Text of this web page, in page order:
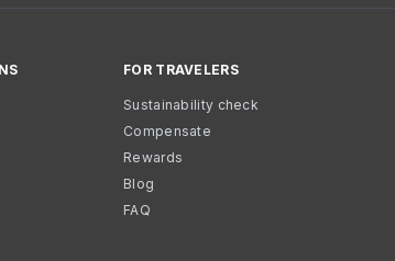
FOR TRAVELERS
Sustainability check
Compensate
Rewards
Blog
FAQ